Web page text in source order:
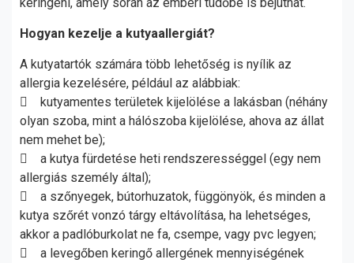
Hogyan kezelje a kutyaallergiát?
A kutyatartók számára több lehetőség is nyílik az
allergia kezelésére, például az alábbiak:
 kutyamentes területek kijelölése a lakásban (néhány
olyan szoba, mint a hálószoba kijelölése, ahova az állat
nem mehet be);
 a kutya fürdetése heti rendszerességgel (egy nem
allergiás személy által);
 a szőnyegek, bútorhuzatok, függönyök, és minden a
kutya szőrét vonzó tárgy eltávolítása, ha lehetséges,
akkor a padlóburkolat ne fa, csempe, vagy pvc legyen;
 a levegőben keringő allergének mennyiségének